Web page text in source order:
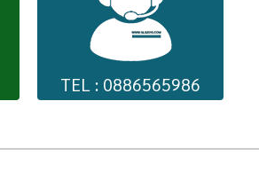
TEL : 0886565986